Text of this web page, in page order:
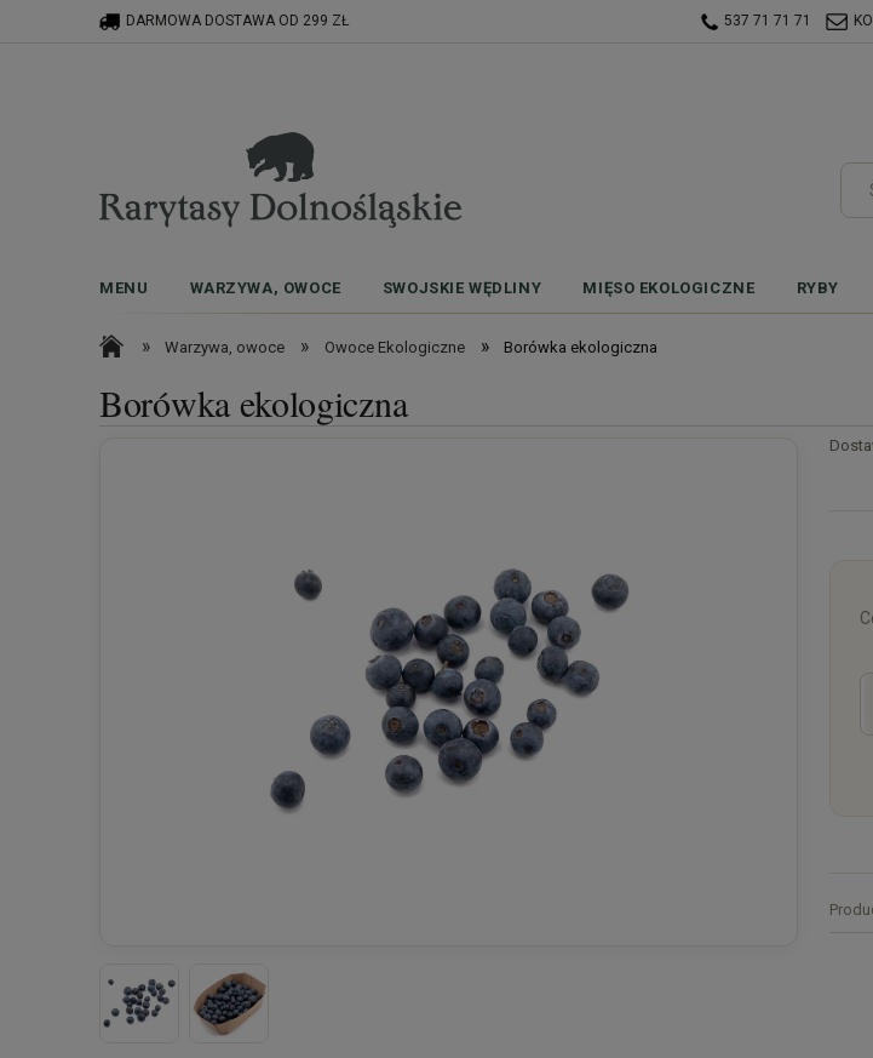
DARMOWA DOSTAWA OD 299 ZŁ 537 71 71 71
MENU WARZYWA, OWOCE SWOJSKIE WĘDLINY MIĘSO EKOLOGICZNE RYBY
» Warzywa, owoce » Owoce Ekologiczne » Borówka ekologiczna
Borówka ekologiczna